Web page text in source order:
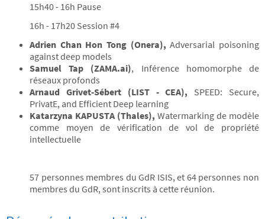
15h40 - 16h Pause
16h - 17h20 Session #4
Adrien Chan Hon Tong (Onera), Adversarial poisoning
against deep models
Samuel Tap (ZAMA.ai), Inférence homomorphe de
réseaux profonds
Arnaud Grivet-Sébert (LIST - CEA), SPEED: Secure,
PrivatE, and Efficient Deep learning
Katarzyna KAPUSTA (Thales), Watermarking de modèle
comme moyen de vérification de vol de propriété
intellectuelle
57 personnes membres du GdR ISIS, et 64 personnes non
membres du GdR, sont inscrits à cette réunion.